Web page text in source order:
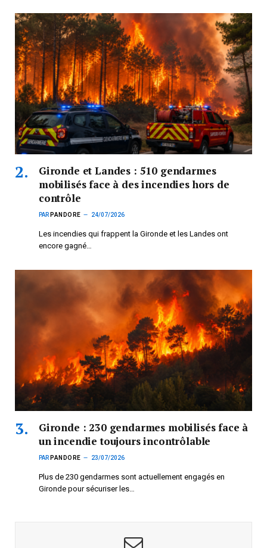
Gironde et Landes : 510 gendarmes
mobilisés face à des incendies hors de
contrôle
PAR PANDORE 24/07/2026
Les incendies qui frappent la Gironde et les Landes ont
encore gagné…
Gironde : 230 gendarmes mobilisés face à
un incendie toujours incontrôlable
PAR PANDORE 23/07/2026
Plus de 230 gendarmes sont actuellement engagés en
Gironde pour sécuriser les…